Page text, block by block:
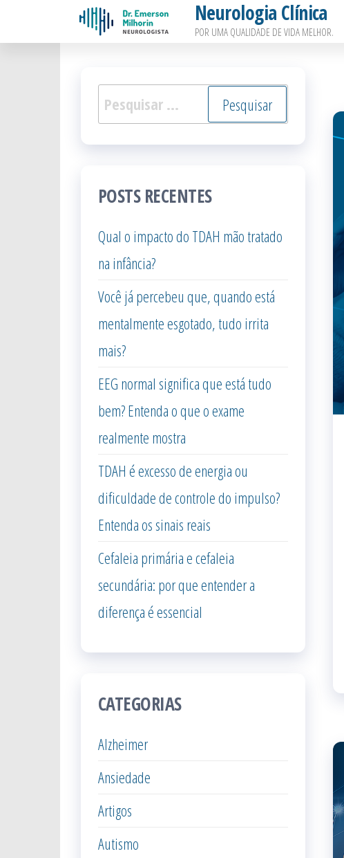
para
Neurologia Clínica
POR UMA QUALIDADE DE VIDA MELHOR.
Pesquisar
por:
POSTS RECENTES
Qual o impacto do TDAH mão tratado
na infância?
Você já percebeu que, quando está
mentalmente esgotado, tudo irrita
mais?
EEG normal significa que está tudo
bem? Entenda o que o exame
realmente mostra
TDAH é excesso de energia ou
dificuldade de controle do impulso?
Entenda os sinais reais
Cefaleia primária e cefaleia
secundária: por que entender a
diferença é essencial
CATEGORIAS
Alzheimer
Ansiedade
Artigos
Autismo